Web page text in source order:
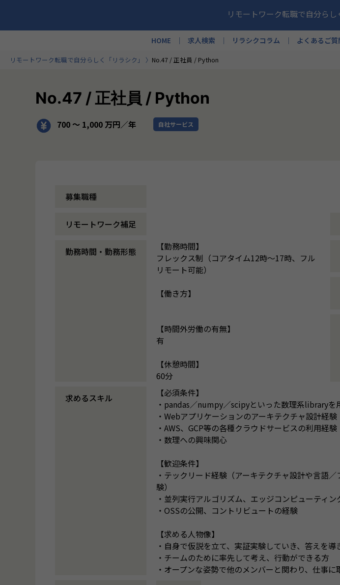
リモートワーク転職で自分らし
HOME 求人検索 リラシクコラム よくあるご質
リモートワーク転職で自分らしく「リラシク」 No.47 / 正社員 / Python
No.47 / 正社員 / Python
700 〜 1,000 万円／年 自社サービス
募集職種
リモートワーク補足
勤務時間・勤務形態
【勤務時間】
フレックス制（コアタイム12時〜17時、フル
リモート可能）
【働き方】
【時間外労働の有無】
有
【休憩時間】
60分
求めるスキル
【必須条件】
・pandas／numpy／scipyといった数理系libraryを
・Webアプリケーションのアーキテクチャ設計経験
・AWS、GCP等の各種クラウドサービスの利用経験
・数理への興味関心
【歓迎条件】
・テックリード経験（アーキテクチャ設計や言語
験）
・並列実行アルゴリズム、エッジコンピューティ
・OSSの公開、コントリビュートの経験
【求める人物像】
・自身で仮説を立て、実証実験していき、答えを
・チームのために率先して考え、行動ができる方
・オープンな姿勢で他のメンバーと関わり、仕事に